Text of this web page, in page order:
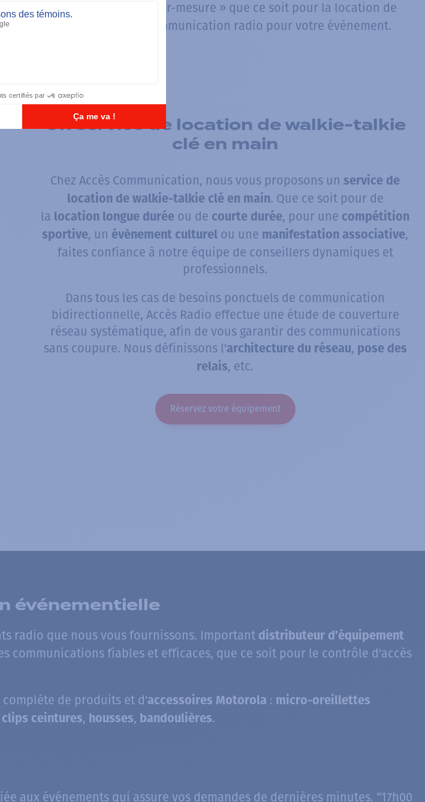
Notre proposition sera « sur-mesure » que ce soit pour la location de
imposant réseau de communication radio pour votre événement.
Un service de location de walkie-talkie
clé en main
Chez Accès Communication, nous vous proposons un service de
location de walkie-talkie clé en main. Que ce soit pour de
la location longue durée ou de courte durée, pour une compétition
sportive, un évènement culturel ou une manifestation associative,
faites confiance à notre équipe de conseillers dynamiques et
professionnels.
Dans tous les cas de besoins ponctuels de communication
bidirectionnelle, Accès Radio effectue une étude de couverture
réseau systématique, afin de vous garantir des communications
sans coupure. Nous définissons l'architecture du réseau, pose des
relais, etc.
Réservez votre équipement
événementielle
radio que nous vous fournissons. Important distributeur d’équipement
communications fiables et efficaces, que ce soit pour le contrôle d'accès
de produits et d'accessoires Motorola : micro-oreillettes
clips ceintures, housses, bandoulières.
aux événements qui assure vos demandes de dernières minutes. “17h00